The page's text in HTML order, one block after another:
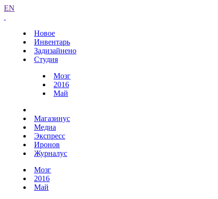
EN
Новое
Инвентарь
Задизайнено
Студия
Мозг
2016
Май
Магазинус
Медиа
Экспресс
Иронов
Журналус
Мозг
2016
Май